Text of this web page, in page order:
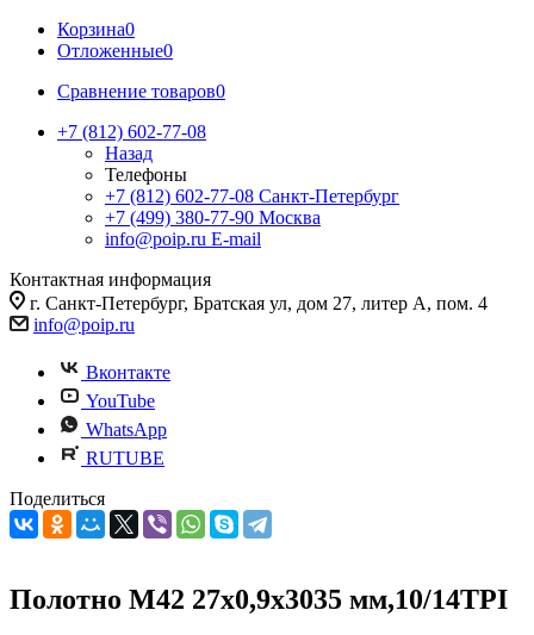
Корзина0
Отложенные0
Сравнение товаров0
+7 (812) 602-77-08
Назад
Телефоны
+7 (812) 602-77-08 Санкт-Петербург
+7 (499) 380-77-90 Москва
info@poip.ru E-mail
Контактная информация
г. Санкт-Петербург, Братская ул, дом 27, литер А, пом. 4
info@poip.ru
Вконтакте
YouTube
WhatsApp
RUTUBE
Поделиться
Полотно M42 27х0,9х3035 мм,10/14TPI